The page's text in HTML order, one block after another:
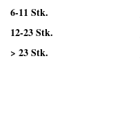
6-11 Stk.
12-23 Stk.
> 23 Stk.